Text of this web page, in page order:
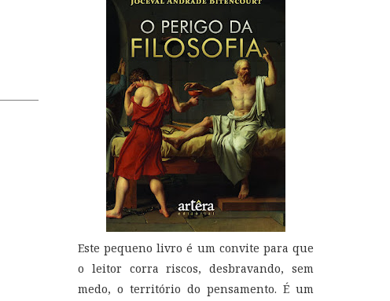
Este pequeno livro é um convite para que
o leitor corra riscos, desbravando, sem
medo, o território do pensamento. É um